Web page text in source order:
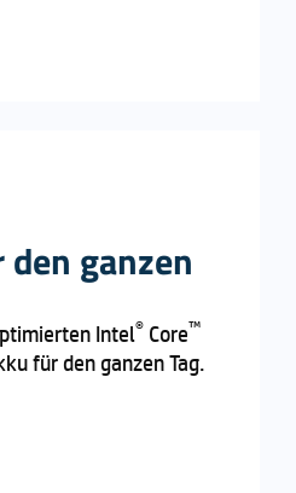
ganzen
Intel® Core™
für den ganzen Tag.